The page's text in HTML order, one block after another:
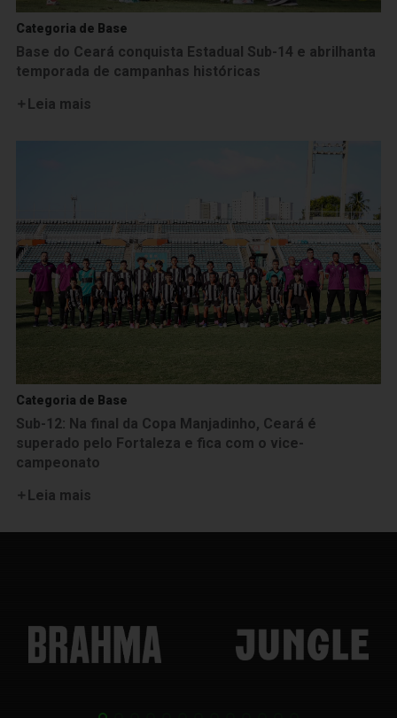
Categoria de Base
Base do Ceará conquista Estadual Sub-14 e abrilhanta
temporada de campanhas históricas
Leia mais
Categoria de Base
Sub-12: Na final da Copa Manjadinho, Ceará é
superado pelo Fortaleza e fica com o vice-
campeonato
Leia mais